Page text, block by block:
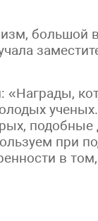
большой
«Награды,
подобные
при
в